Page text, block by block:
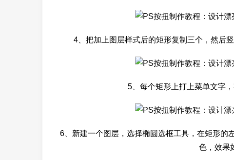
4、把加上图层样式后的矩形复制三个，然后
5、每个矩形上打上菜单文字，
6、新建一个图层，选择椭圆选框工具，在矩形的
色，效果